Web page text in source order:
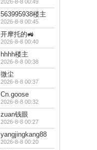
2026-8-8 00:49
563995938楼主
2026-8-8 00:45
开摩托的🚜
2026-8-8 00:40
hhhh楼主
2026-8-8 00:38
微尘
2026-8-8 00:37
Cn.goose
2026-8-8 00:32
zuan钱眼
2026-8-8 00:27
yangjingkang88
2026-8-8 00:20